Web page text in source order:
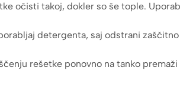
očisti takoj, dokler so še tople.
detergenta, saj odstrani
rešetke ponovno na tanko